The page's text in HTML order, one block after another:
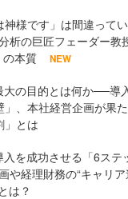
神様です」は間違って
析の巨匠フェーダー教
の本質
NEW
大の目的とは何か──導
」、本社経営企画が果
」とは
入を成功させる「6ステ
や経理財務の“キャリア
は？